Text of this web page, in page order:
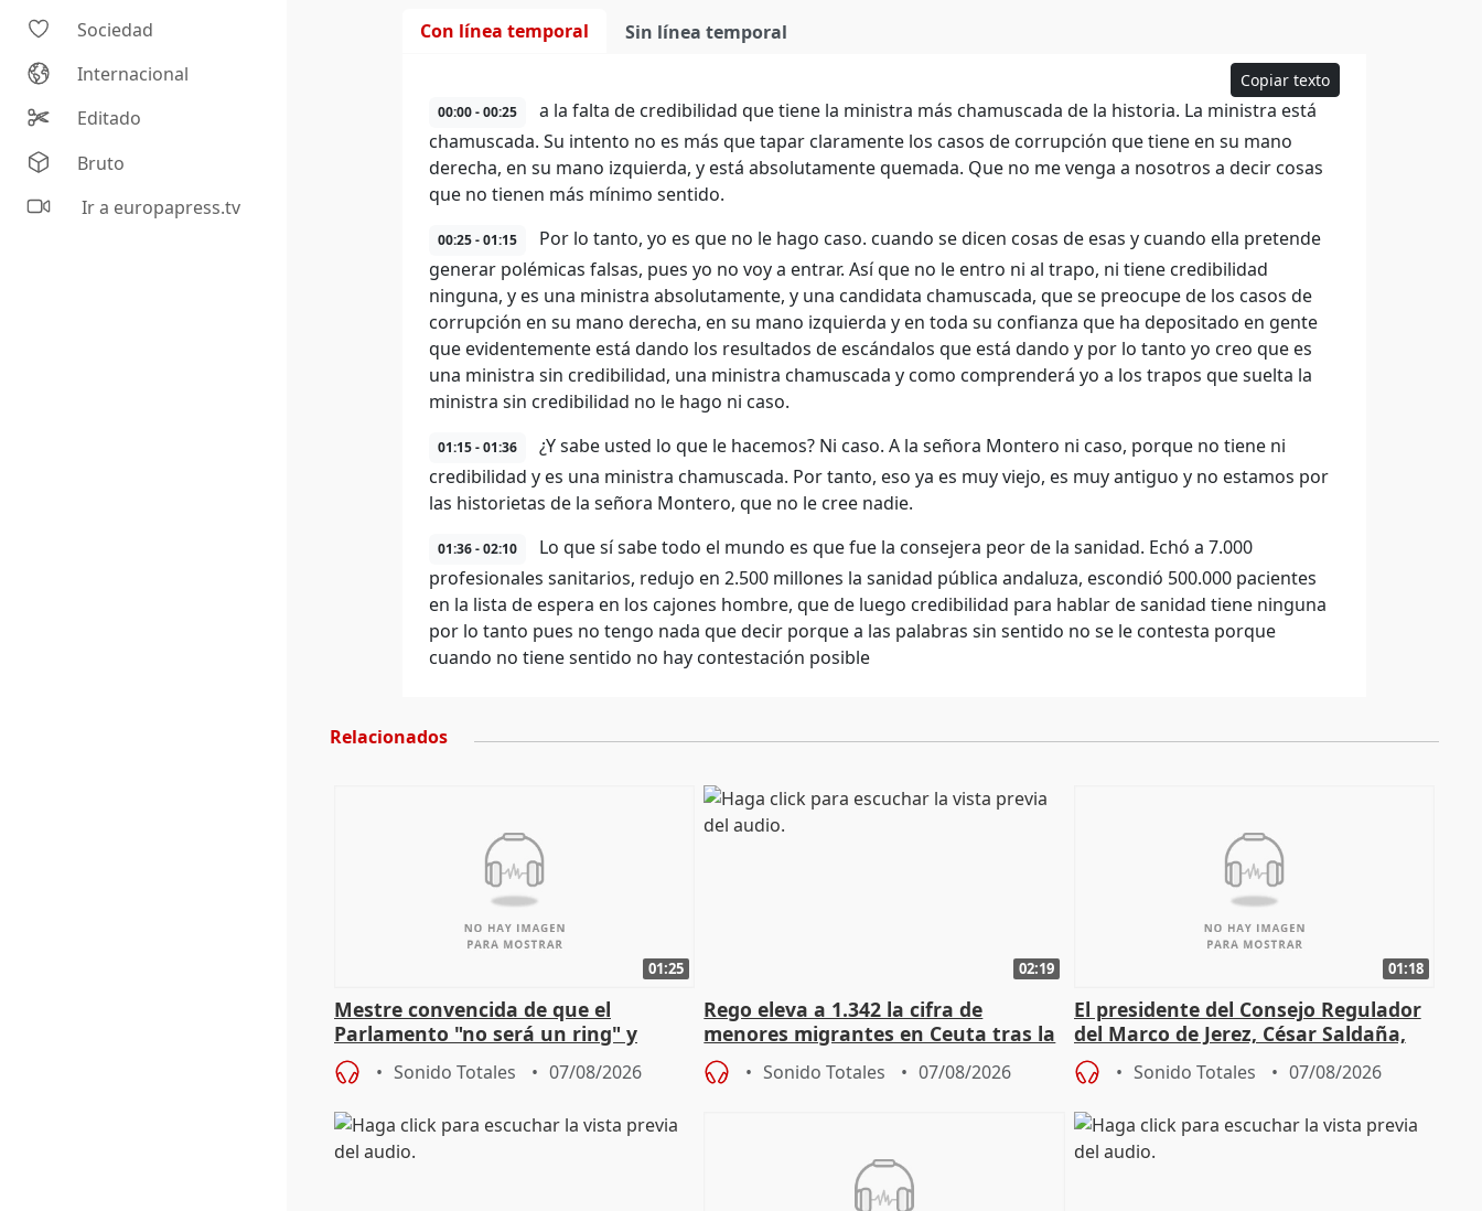
Sociedad
Internacional
Editado
Bruto
Ir a europapress.tv
Con línea temporal Sin línea temporal
Copiar texto
00:00 - 00:25
a la falta de credibilidad que tiene la ministra más chamuscada de la historia. La ministra está
chamuscada. Su intento no es más que tapar claramente los casos de corrupción que tiene en su mano
derecha, en su mano izquierda, y está absolutamente quemada. Que no me venga a nosotros a decir cosas
que no tienen más mínimo sentido.
00:25 - 01:15
Por lo tanto, yo es que no le hago caso. cuando se dicen cosas de esas y cuando ella pretende
generar polémicas falsas, pues yo no voy a entrar. Así que no le entro ni al trapo, ni tiene credibilidad
ninguna, y es una ministra absolutamente, y una candidata chamuscada, que se preocupe de los casos de
corrupción en su mano derecha, en su mano izquierda y en toda su confianza que ha depositado en gente
que evidentemente está dando los resultados de escándalos que está dando y por lo tanto yo creo que es
una ministra sin credibilidad, una ministra chamuscada y como comprenderá yo a los trapos que suelta la
ministra sin credibilidad no le hago ni caso.
01:15 - 01:36
¿Y sabe usted lo que le hacemos? Ni caso. A la señora Montero ni caso, porque no tiene ni
credibilidad y es una ministra chamuscada. Por tanto, eso ya es muy viejo, es muy antiguo y no estamos por
las historietas de la señora Montero, que no le cree nadie.
01:36 - 02:10
Lo que sí sabe todo el mundo es que fue la consejera peor de la sanidad. Echó a 7.000
profesionales sanitarios, redujo en 2.500 millones la sanidad pública andaluza, escondió 500.000 pacientes
en la lista de espera en los cajones hombre, que de luego credibilidad para hablar de sanidad tiene ninguna
por lo tanto pues no tengo nada que decir porque a las palabras sin sentido no se le contesta porque
cuando no tiene sentido no hay contestación posible
Relacionados
01:25
Mestre convencida de que el
Parlamento "no será un ring" y
defiende "estabilidad" del pacto con
Vox
Sonido Totales 07/08/2026
02:19
Rego eleva a 1.342 la cifra de
menores migrantes en Ceuta tras la
entrada masiva
Sonido Totales 07/08/2026
01:18
El presidente del Consejo Regulador
del Marco de Jerez, César Saldaña,
sobre exportaciones
Sonido Totales 07/08/2026